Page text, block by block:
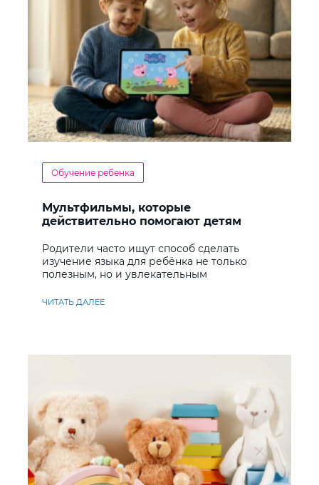
Обучение ребенка
Мультфильмы, которые
действительно помогают детям
Родители часто ищут способ сделать
изучение языка для ребёнка не только
полезным, но и увлекательным
ЧИТАТЬ ДАЛЕЕ